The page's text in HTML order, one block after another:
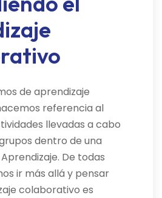
de aprendizaje
referencia al
llevadas a cabo
dentro de una
De todas
ir más allá y pensar
colaborativo es